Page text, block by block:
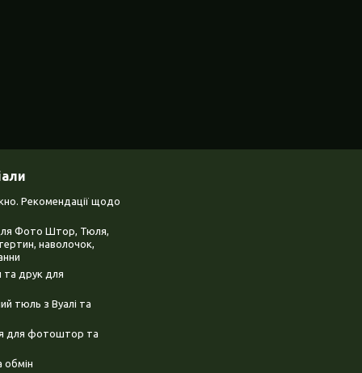
Рекомендації щодо
Фото Штор, Тюля,
наволочок,
та друк для
тюль з Вуалі та
для фотоштор та
обмін